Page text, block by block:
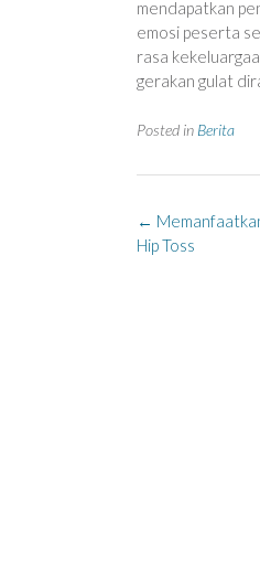
mendapatkan
emosi peserta
rasa
gerakan gulat
Posted in Berita
Post
navigation
←
Hip Toss